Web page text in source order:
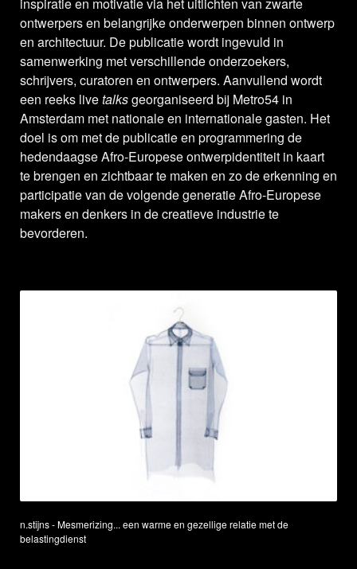
ontwerpers en belangrijke onderwerpen binnen ontwerp
en architectuur. De publicatie wordt ingevuld in
samenwerking met verschillende onderzoekers,
schrijvers, curatoren en ontwerpers. Aanvullend wordt
een reeks livetalksgeorganiseerd bij Metro54 in
Amsterdam met nationale en internationale gasten. Het
doel is om met de publicatie en programmering de
hedendaagse Afro-Europese ontwerpidentiteit in kaart
te brengen en zichtbaar te maken en zo de erkenning en
participatie van de volgende generatie Afro-Europese
makers en denkers in de creatieve industrie te
bevorderen.
n.stijns - Mesmerizing... een warme en gezellige relatie met de
belastingdienst